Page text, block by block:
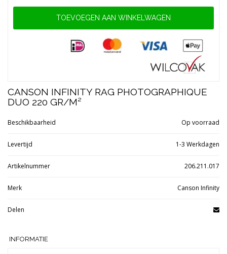
TOEVOEGEN AAN WINKELWAGEN
CANSON INFINITY RAG PHOTOGRAPHIQUE
DUO 220 GR/M²
Beschikbaarheid Op voorraad
Levertijd 1-3 Werkdagen
Artikelnummer 206.211.017
Merk Canson Infinity
Delen
INFORMATIE